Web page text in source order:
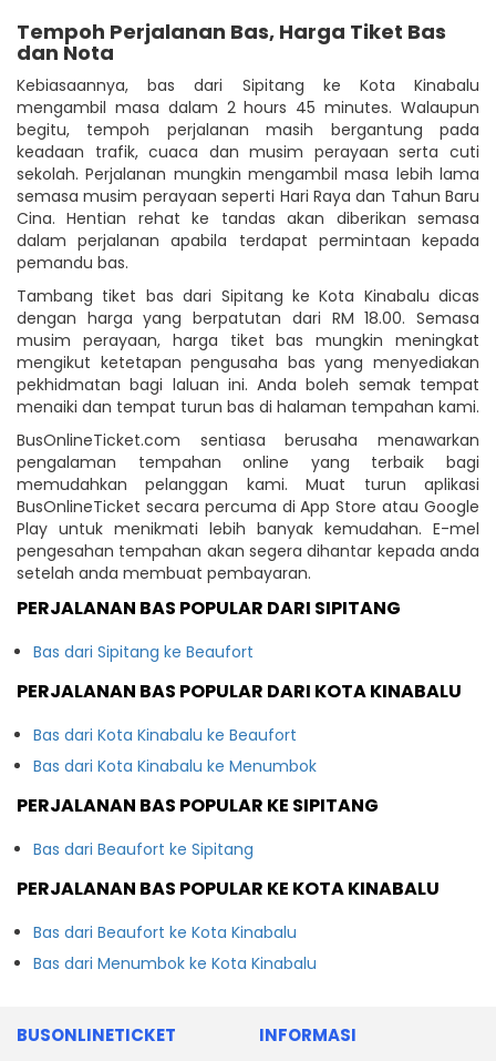
Tempoh Perjalanan Bas, Harga Tiket Bas
dan Nota
Kebiasaannya, bas dari Sipitang ke Kota Kinabalu
mengambil masa dalam 2 hours 45 minutes. Walaupun
begitu, tempoh perjalanan masih bergantung pada
keadaan trafik, cuaca dan musim perayaan serta cuti
sekolah. Perjalanan mungkin mengambil masa lebih lama
semasa musim perayaan seperti Hari Raya dan Tahun Baru
Cina. Hentian rehat ke tandas akan diberikan semasa
dalam perjalanan apabila terdapat permintaan kepada
pemandu bas.
Tambang tiket bas dari Sipitang ke Kota Kinabalu dicas
dengan harga yang berpatutan dari RM 18.00. Semasa
musim perayaan, harga tiket bas mungkin meningkat
mengikut ketetapan pengusaha bas yang menyediakan
pekhidmatan bagi laluan ini. Anda boleh semak tempat
menaiki dan tempat turun bas di halaman tempahan kami.
BusOnlineTicket.com sentiasa berusaha menawarkan
pengalaman tempahan online yang terbaik bagi
memudahkan pelanggan kami. Muat turun aplikasi
BusOnlineTicket secara percuma di App Store atau Google
Play untuk menikmati lebih banyak kemudahan. E-mel
pengesahan tempahan akan segera dihantar kepada anda
setelah anda membuat pembayaran.
PERJALANAN BAS POPULAR DARI SIPITANG
Bas dari Sipitang ke Beaufort
PERJALANAN BAS POPULAR DARI KOTA KINABALU
Bas dari Kota Kinabalu ke Beaufort
Bas dari Kota Kinabalu ke Menumbok
PERJALANAN BAS POPULAR KE SIPITANG
Bas dari Beaufort ke Sipitang
PERJALANAN BAS POPULAR KE KOTA KINABALU
Bas dari Beaufort ke Kota Kinabalu
Bas dari Menumbok ke Kota Kinabalu
BUSONLINETICKET INFORMASI